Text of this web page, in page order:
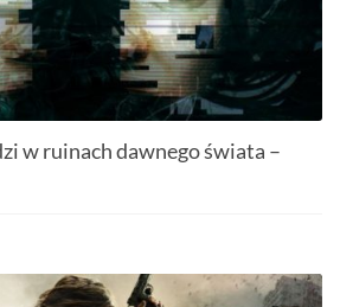
w ruinach dawnego świata –